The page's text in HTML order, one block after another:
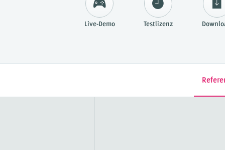
Live-Demo Testlizenz